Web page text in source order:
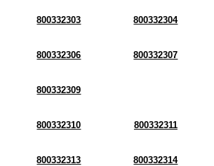
800332303 800332304
800332306 800332307
800332309
800332310 800332311
800332313 800332314